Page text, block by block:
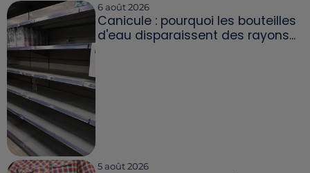
6 août 2026
Canicule : pourquoi les bouteilles
d'eau disparaissent des rayons...
5 août 2026